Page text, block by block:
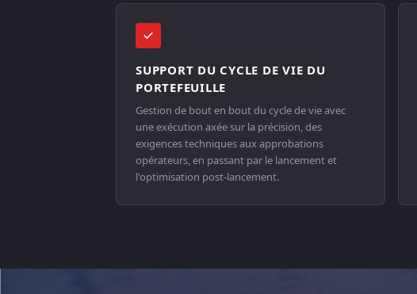
SUPPORT DU CYCLE DE VIE DU
PORTEFEUILLE
Gestion de bout en bout du cycle de vie avec
une exécution axée sur la précision, des
exigences techniques aux approbations
opérateurs, en passant par le lancement et
l'optimisation post-lancement.